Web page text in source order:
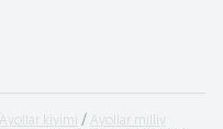
Ayollar kiyimi
Ayollar milliy